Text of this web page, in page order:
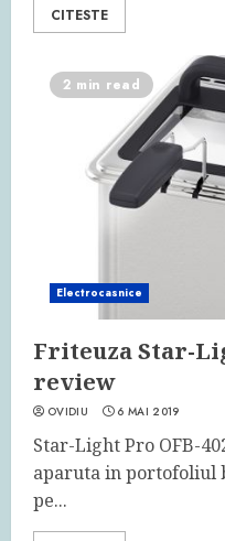
CITESTE
2 min read
Electrocasnice
Friteuza Star-
review
OVIDIU 6 MAI 2019
Star-Light Pro OFB-
aparuta in portofoliul
pe...